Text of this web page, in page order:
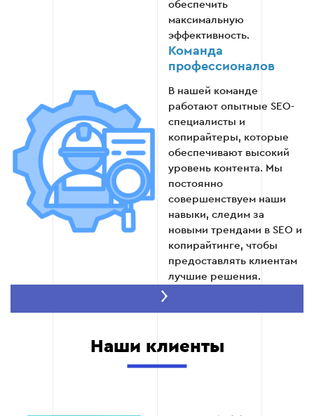
обеспечить
максимальную
эффективность.
Команда
профессионалов
В нашей команде
работают опытные SEO-
специалисты и
копирайтеры, которые
обеспечивают высокий
уровень контента. Мы
постоянно
совершенствуем наши
навыки, следим за
новыми трендами в SEO и
копирайтинге, чтобы
предоставлять клиентам
лучшие решения.
получаете качественную
услугу без
Наши клиенты